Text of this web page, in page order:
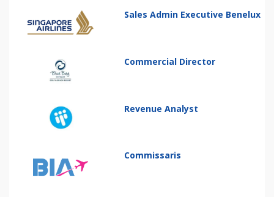
Sales Admin Executive Benelux
Commercial Director
Revenue Analyst
Commissaris